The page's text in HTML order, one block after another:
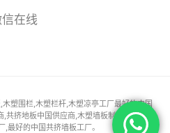
在线
塑围栏,木塑栏杆,木塑凉亭工厂最好的中国
挤地板中国供应商,木塑墙板制造价格,3D
,最好的中国共挤墙板工厂。